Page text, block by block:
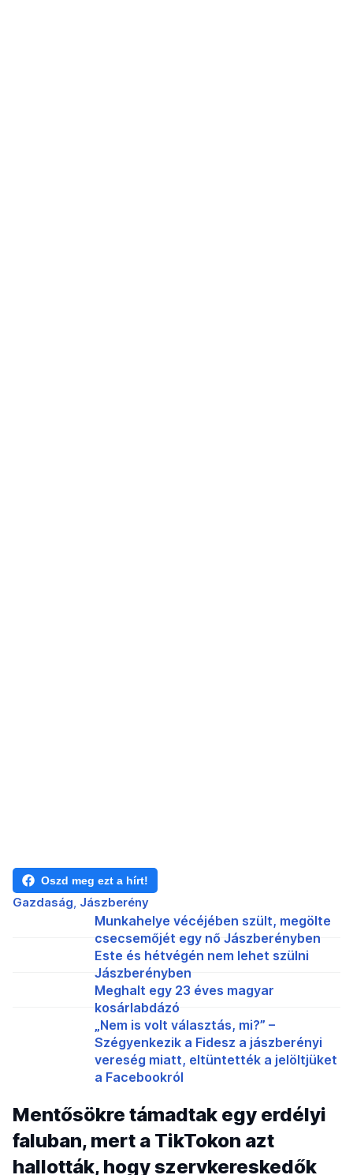
Oszd meg ezt a hírt!
Gazdaság Jászberény
Munkahelye vécéjében szült, megölte
csecsemőjét egy nő Jászberényben
Este és hétvégén nem lehet szülni
Jászberényben
Meghalt egy 23 éves magyar
kosárlabdázó
„Nem is volt választás, mi?” –
Szégyenkezik a Fidesz a jászberényi
vereség miatt, eltüntették a jelöltjüket
a Facebookról
Mentősökre támadtak egy erdélyi
faluban, mert a TikTokon azt
hallották, hogy szervkereskedők